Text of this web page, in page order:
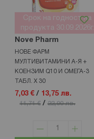
Срок на годност на
продукта 30.09.2026г.
Nove Pharm
НОВЕ ФАРМ
МУЛТИВИТАМИНИ А-Я +
КОЕНЗИМ Q10 И ОМЕГА-3
ТАБЛ. Х 30
7,03 € / 13,75 лв.
11,71 € / 22,90 лв.